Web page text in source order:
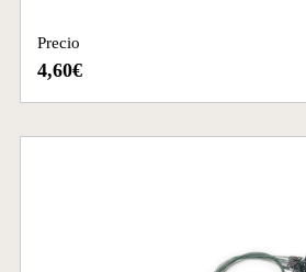
Precio
4,60€